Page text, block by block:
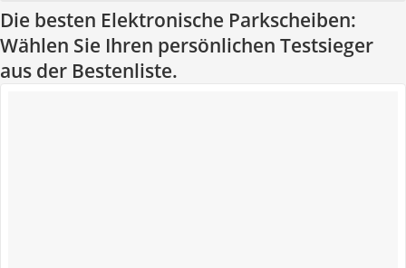
Die besten Elektronische Parkscheiben:
Wählen Sie Ihren persönlichen Testsieger
aus der Bestenliste.